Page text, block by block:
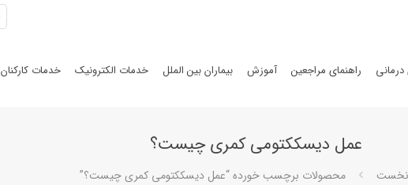
راهنمای مراجعین آموزش بیماران بین الملل خدمات الکترونیک خدمات کارکنان
عمل دیسککتومی کمری چیست؟
محصولات برچسب خورده “عمل دیسککتومی کمری چیست؟”